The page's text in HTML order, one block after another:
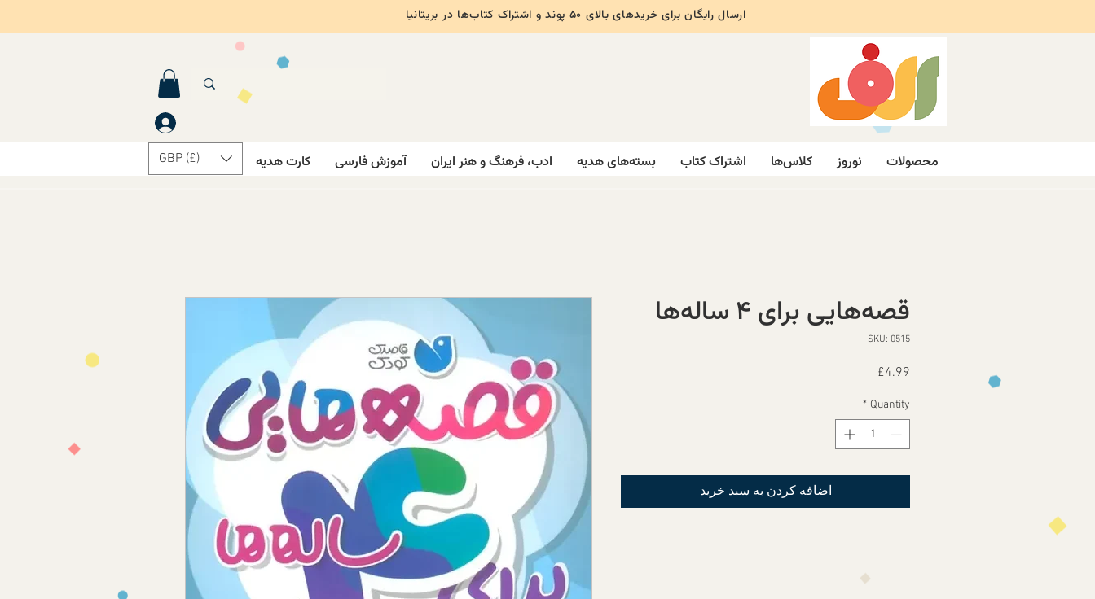
ارسال رایگان برای خریدهای بالای ۵۰ پوند و اشتراک کتاب‌ها در بریتانیا
محصولات نوروز کلاس‌ها اشتراک کتاب بسته‌های هدیه ادب، فرهنگ و هنر ایران آموزش فارسی کارت هدیه درباره ماGBP (£)
قصه‌هایی برای ۴ ساله‌ها
SKU: 0515
£4.99
Quantity
*
اضافه کردن به سبد خرید